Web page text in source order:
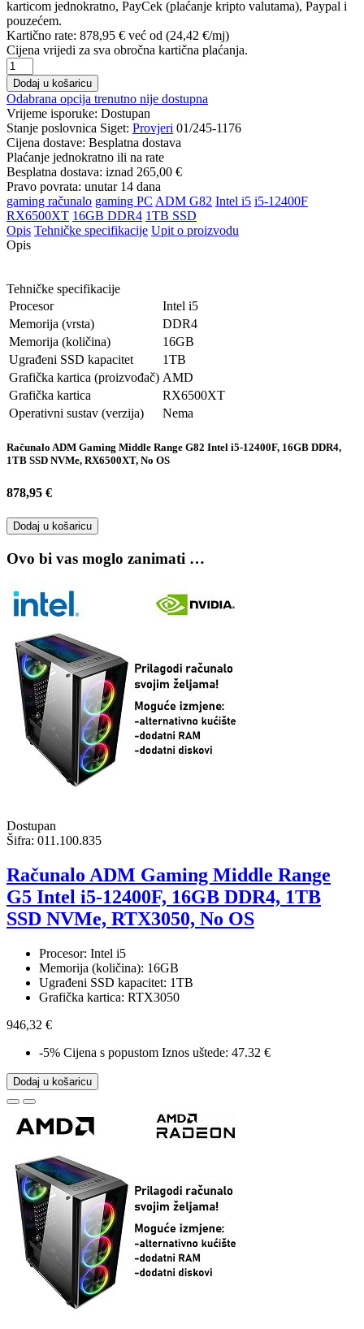
karticom jednokratno, PayCek (plaćanje kripto valutama), Paypal i
pouzećem.
Kartično rate: 878,95 € već od (24,42 €/mj)
Cijena vrijedi za sva obročna kartična plaćanja.
Dodaj u košaricu
Odabrana opcija trenutno nije dostupna
Vrijeme isporuke: Dostupan
Stanje poslovnica Siget: Provjeri 01/245-1176
Cijena dostave: Besplatna dostava
Plaćanje jednokratno ili na rate
Besplatna dostava: iznad 265,00 €
Pravo povrata: unutar 14 dana
gaming računalo gaming PC ADM G82 Intel i5 i5-12400F
RX6500XT 16GB DDR4 1TB SSD
Opis Tehničke specifikacije Upit o proizvodu
Opis
Tehničke specifikacije
Procesor
Intel i5
Memorija (vrsta)
DDR4
Memorija (količina)
16GB
Ugrađeni SSD kapacitet
1TB
Grafička kartica (proizvođač) AMD
Grafička kartica
RX6500XT
Operativni sustav (verzija)
Nema
Računalo ADM Gaming Middle Range G82 Intel i5-12400F, 16GB DDR4,
1TB SSD NVMe, RX6500XT, No OS
878,95 €
Dodaj u košaricu
Ovo bi vas moglo zanimati …
Dostupan
Šifra: 011.100.835
Računalo ADM Gaming Middle Range
G5 Intel i5-12400F, 16GB DDR4, 1TB
SSD NVMe, RTX3050, No OS
Procesor: Intel i5
Memorija (količina): 16GB
Ugrađeni SSD kapacitet: 1TB
Grafička kartica: RTX3050
946,32 €
-5% Cijena s popustom Iznos uštede: 47.32 €
Dodaj u košaricu